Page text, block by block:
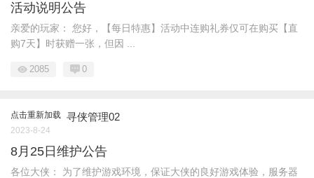
活动说明公告
亲爱的玩家： 您好，【每日特惠】活动中连购礼券仅可在购买【直
购7天】时获赠一张，但因 ...
2085 0
点击重新加载 寻侠管理02
2023-8-24
8月25日维护公告
各位大侠： 为了维护游戏环境，保证大侠的良好游戏体验，服务器